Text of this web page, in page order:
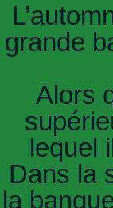
grande
Alors
lequel
Dans la
la